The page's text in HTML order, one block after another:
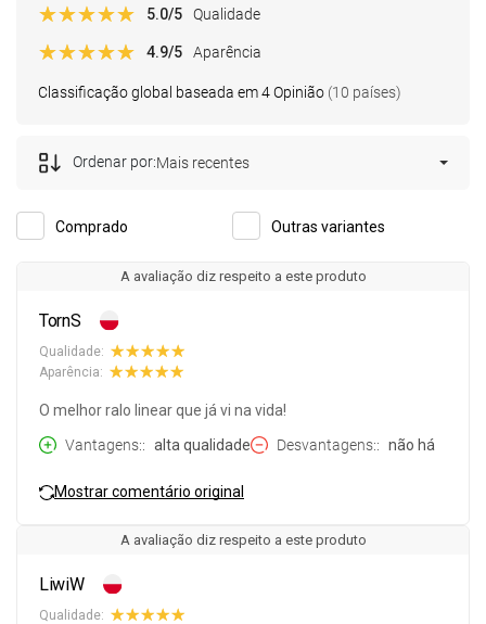
Classificação global baseada em 4 Opinião (10 países)
5.0/5 Qualidade
4.9/5 Aparência
Comprado Outras variantes
Ordenar por:Mais recentes
A avaliação diz respeito a este produto
TornS
Qualidade:
Aparência:
O melhor ralo linear que já vi na vida!
Vantagens:
alta qualidade Desvantagens: não há
Mostrar comentário original
A avaliação diz respeito a este produto
LiwiW
Qualidade: